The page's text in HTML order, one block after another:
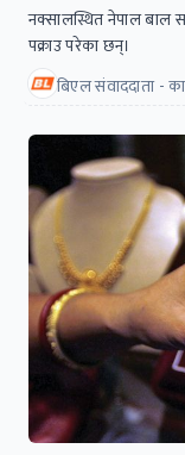
नक्सालस्थित नेपाल बाल
पक्राउ परेका छन्।
बिएल संवाददाता -